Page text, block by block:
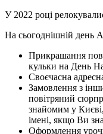
У 2022 році
На сьогоднішній день
Прикрашання
кульки на День
Своєчасна
Замовлення з
повітряний
знайомим у
імені, якщо Ви
Оформлення